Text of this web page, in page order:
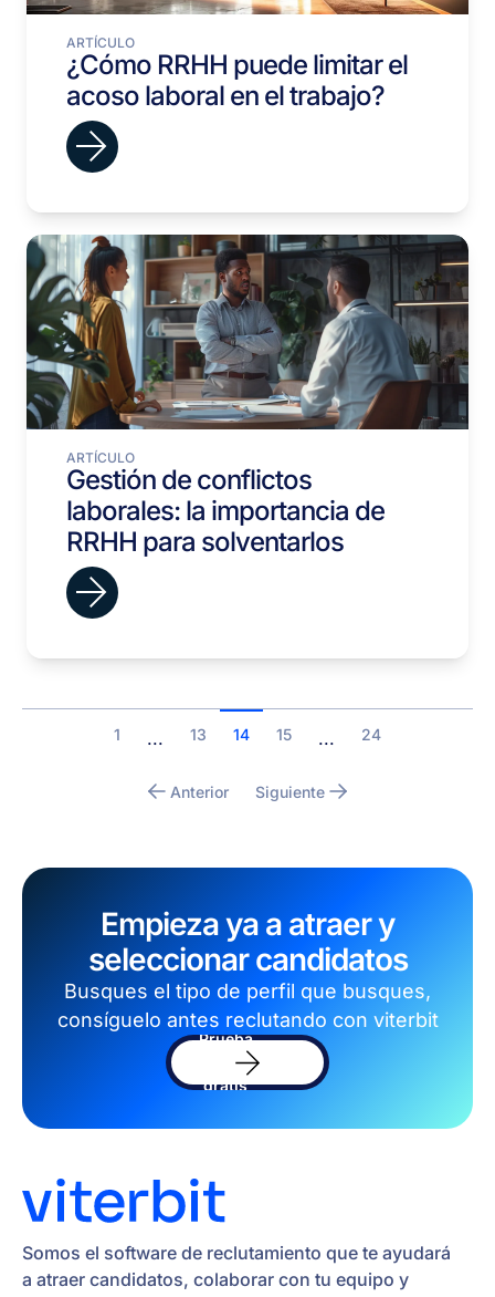
ARTÍCULO
¿Cómo RRHH puede limitar el
acoso laboral en el trabajo?
ARTÍCULO
Gestión de conflictos
laborales: la importancia de
RRHH para solventarlos
Anterior
1 ... 13 14 15 ... 24
Siguiente
Empieza ya a atraer y
seleccionar candidatos
Busques el tipo de perfil que busques,
consíguelo antes reclutando con viterbit
Prueba
software
gratis
Somos el software de reclutamiento que te ayudará
a atraer candidatos, colaborar con tu equipo y